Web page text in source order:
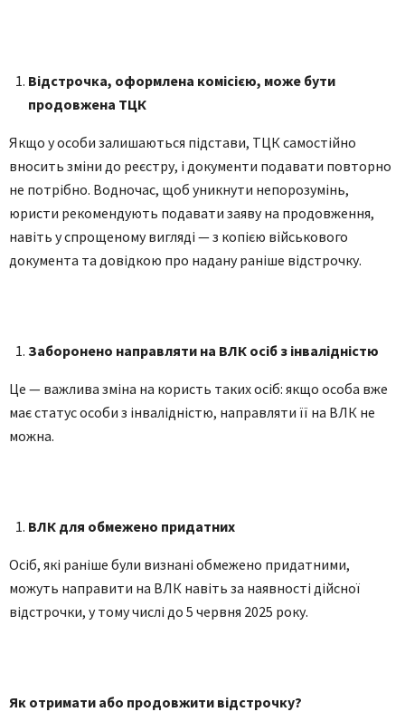
Відстрочка, оформлена комісією, може бути
продовжена ТЦК
Якщо у особи залишаються підстави, ТЦК самостійно
вносить зміни до реєстру, і документи подавати повторно
не потрібно. Водночас, щоб уникнути непорозумінь,
юристи рекомендують подавати заяву на продовження,
навіть у спрощеному вигляді — з копією військового
документа та довідкою про надану раніше відстрочку.
Заборонено направляти на ВЛК осіб з інвалідністю
Це — важлива зміна на користь таких осіб: якщо особа вже
має статус особи з інвалідністю, направляти її на ВЛК не
можна.
ВЛК для обмежено придатних
Осіб, які раніше були визнані обмежено придатними,
можуть направити на ВЛК навіть за наявності дійсної
відстрочки, у тому числі до 5 червня 2025 року.
Як отримати або продовжити відстрочку?